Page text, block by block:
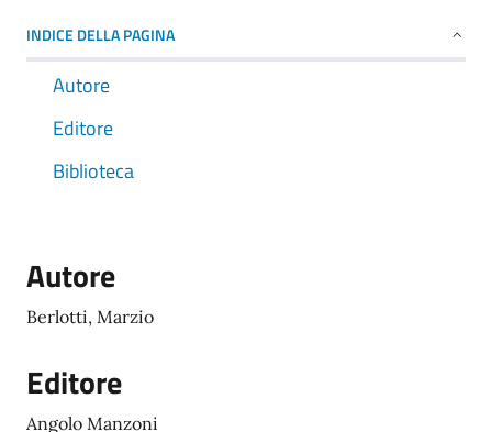
INDICE DELLA PAGINA
Autore
Editore
Biblioteca
Autore
Berlotti, Marzio
Editore
Angolo Manzoni